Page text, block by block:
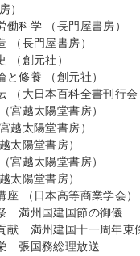
）
働科学 （長門屋書房）
（長門屋書房）
（創元社）
と修養 （創元社）
（大日本百科全書刊行会
宮越太陽堂書房）
越太陽堂書房）
太陽堂書房）
宮越太陽堂書房）
太陽堂書房）
座 （日本高等商業学会）
満州国建国節の御儀
献 満州建国十一周年東
張国務総理放送